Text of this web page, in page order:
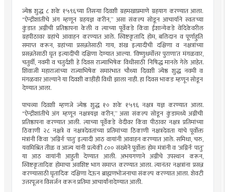
ज्येष्ठ शुद्ध ८ शके १५९६च्या तिसर्‍या दिवशी ग्रहमखाप्रमाणे ग्रहयाग करण्यात आला.
"ऐन्द्रीशांतीचे अंग म्हणून ग्रहयज्ञ करीन,” असा संकल्प सोडून आचार्याने स्वतःच्या
कुंडात अग्नीची प्रतिष्ठापना केली व त्याच्या पूर्वेकडे किंवा ईशान्येकडे वेदिकेवरील
ग्रहपीठावर ग्रहांचे आवाहन करण्यात आले. स्विष्टकृतादि होम, बलिदान व पूर्णाहुति
समाप्त करून, ग्रहांच्या प्रसन्नतेसाठी गाय, शंख इत्यादीची दक्षिणा व नक्षत्रांच्या
प्रसन्नतेसाठी घृत इत्यादींची दक्षिणा देण्यात आल्या. ‘विष्णुधर्मोत्तर पुराणा’त मंगळवार,
चतुर्थी, नवमी व चतुर्दशी हे दिवस राज्याभिषेक विधीसाठी निषिद्ध मानले गेले आहेत.
शिवाजी महाराजांच्या राज्याभिषेक समारंभात चौथ्या दिवशी ज्येष्ठ शुद्ध नवमी व
मंगळवार आल्याने या दिवशी काहीही विधी झाला नाही. हा दिवस भाकड म्हणून सोडून
देण्यात आला.
पाचव्या दिवशी म्हणजे ज्येष्ठ शुद्ध १० शके १५९६ नक्षत्र यज्ञ करण्यात आला.
"ऐन्द्रीशांतीचे अंग म्हणून नक्षत्रयज्ञ करीन,” असा संकल्प सोडून कुंडामध्ये अग्नीची
प्रतिष्ठापना करण्यात आली. त्याच्या पूर्वेकडे वेदीवर किंवा पीठावर नक्षत्र प्रतिमांच्या
ठिकाणी २८ नक्षत्रे व नक्षत्रदेवतांच्या प्रतिमांच्या ठिकाणी नक्षत्रदेवता यांचे पूर्वोक्त
मंत्रांनी किंवा ‘अग्निर्नः पातु’ इत्यादी आठ वायांनी आवाहन करण्यात आले. समिधा, चरु,
यवमिश्रित तीळ व आज्य यांनी प्रत्येकी ८०० संख्येने पूर्वोक्त होम मंत्रांनी व ‘अग्निर्नः पातु’
या आठ वायांनी आहुती देण्यात आली. अभयगणाने अग्नीचे उपस्थान करून,
स्विष्टकृतादिक होमाचा अवशिष्ट भाग समाप्त करण्यात आला. त्यानंतर नक्षत्रांना प्रसन्न
करण्यासाठी घृतादिक दक्षिणा देऊन ब्राह्मणभोजनाचा संकल्प करण्यात आला. शेवटी
उत्तरपूजन विसर्जन करून प्रतिमा आचार्यांनादेण्यात आली.